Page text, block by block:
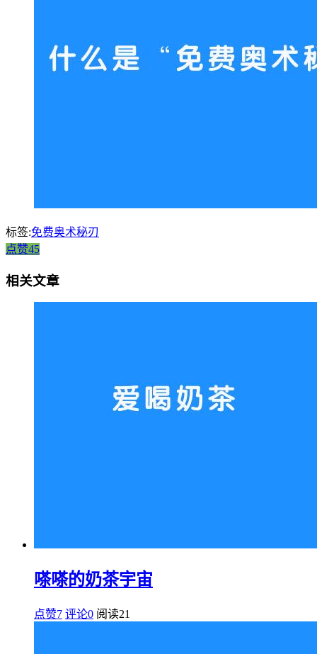
标签:免费奥术秘刃
点赞45
相关文章
嗏嗏的奶茶宇宙
点赞7 评论0 阅读21